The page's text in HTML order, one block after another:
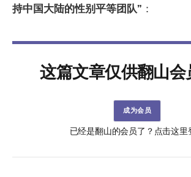
持中国大陆的性别平等团队” ：
这篇文章仅供翻山会
成为会员
已经是翻山的会员了？点击这里